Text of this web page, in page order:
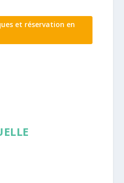
et réservation en